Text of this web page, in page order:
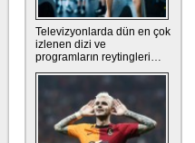
Televizyonlarda dün en çok
izlenen dizi ve
programların reytingleri…